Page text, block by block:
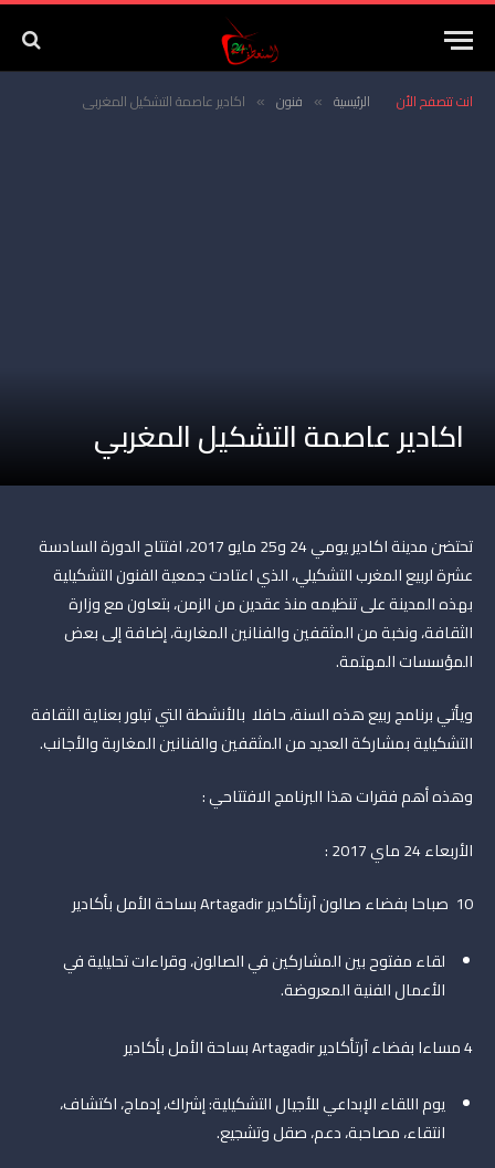
انت تتصفح الأن الرئيسية » فنون » اكادير عاصمة التشكيل المغربي
اكادير عاصمة التشكيل المغربي
تحتضن مدينة اكادير يومي 24 و25 مايو 2017، افتتاح الدورة السادسة
عشرة لربيع المغرب التشكيلي، الذي اعتادت جمعية الفنون التشكيلية
بهذه المدينة على تنظيمه منذ عقدين من الزمن، بتعاون مع وزارة
الثقافة، ونخبة من المثقفين والفنانين المغاربة، إضافة إلى بعض
المؤسسات المهتمة.
ويأتي برنامج ربيع هذه السنة، حافلا بالأنشطة التي تبلور بعناية الثقافة
التشكيلية بمشاركة العديد من المثقفين والفنانين المغاربة والأجانب.
وهذه أهم فقرات هذا البرنامج الافتتاحي :
الأربعاء 24 ماي 2017 :
10 صباحا بفضاء صالون آرتأكادير Artagadir بساحة الأمل بأكادير
لقاء مفتوح بين المشاركين في الصالون، وقراءات تحليلية في
الأعمال الفنية المعروضة.
4 مساءا بفضاء آرتأكادير Artagadir بساحة الأمل بأكادير
يوم اللقاء الإبداعي للأجيال التشكيلية: إشراك، إدماج، اكتشاف،
انتقاء، مصاحبة، دعم، صقل وتشجيع.